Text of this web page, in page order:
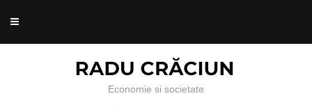
Economie si societate